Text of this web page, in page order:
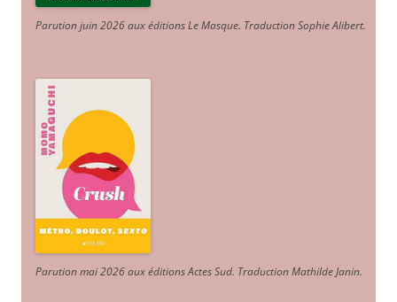
Parution juin 2026 aux éditions Le Masque. Traduction Sophie Alibert.
Parution mai 2026 aux éditions Actes Sud. Traduction Mathilde Janin.